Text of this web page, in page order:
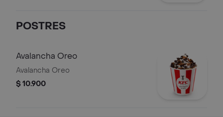
POSTRES
Avalancha Oreo
Avalancha Oreo
$ 10.900